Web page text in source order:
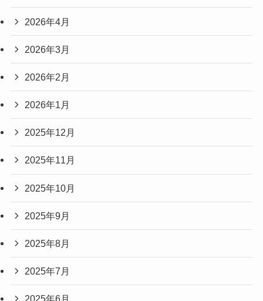
2026年4月
2026年3月
2026年2月
2026年1月
2025年12月
2025年11月
2025年10月
2025年9月
2025年8月
2025年7月